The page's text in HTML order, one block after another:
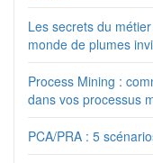
Les secrets du
monde de plumes
Process Mining :
dans vos processus
PCA/PRA : 5